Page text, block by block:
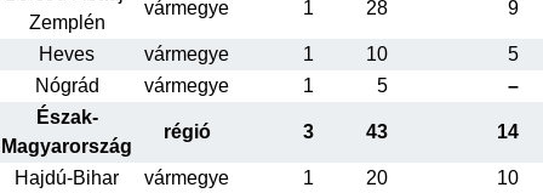
Zemplén
vármegye 1 28 9
Heves vármegye 1 10
5
Nógrád
vármegye 1 5
–
Észak-
Magyarország
régió 3 43 14
Hajdú-Bihar vármegye 1 20 10